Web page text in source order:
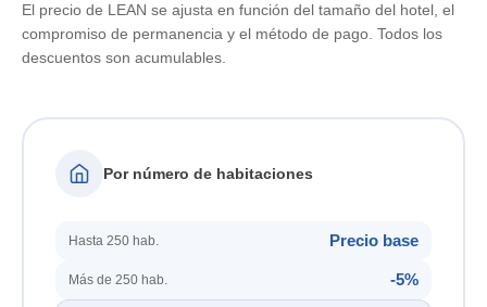
El precio de LEAN se ajusta en función del tamaño del hotel, el
compromiso de permanencia y el método de pago. Todos los
descuentos son acumulables.
Por número de habitaciones
Hasta 250 hab. Precio base
Más de 250 hab. -5%